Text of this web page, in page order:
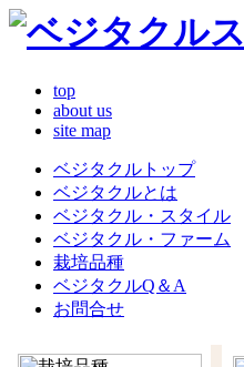
top
about us
site map
ベジタクルトップ
ベジタクルとは
ベジタクル・スタイル
ベジタクル・ファーム
栽培品種
ベジタクルQ＆A
お問合せ